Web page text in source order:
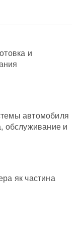
и
автомобиля
обслуживание и
як частина